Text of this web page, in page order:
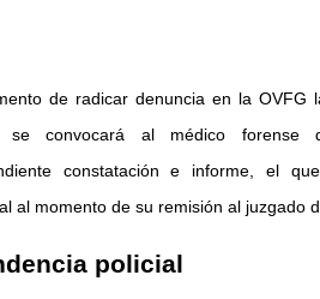
de radicar denuncia en la OVFG
se convocará al médico forense
constatación e informe, el
al momento de su remisión al juzgado
policial